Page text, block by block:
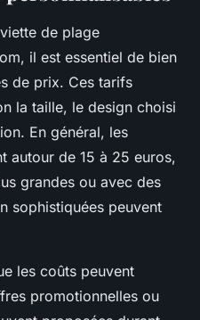
de plage
il est essentiel de bien
de prix. Ces tarifs
la taille, le design choisi
En général, les
autour de 15 à 25 euros,
grandes ou avec des
sophistiquées peuvent
les coûts peuvent
promotionnelles ou